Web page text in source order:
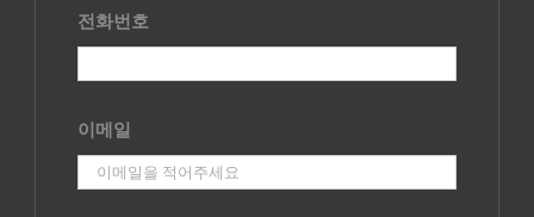
전화번호
이메일